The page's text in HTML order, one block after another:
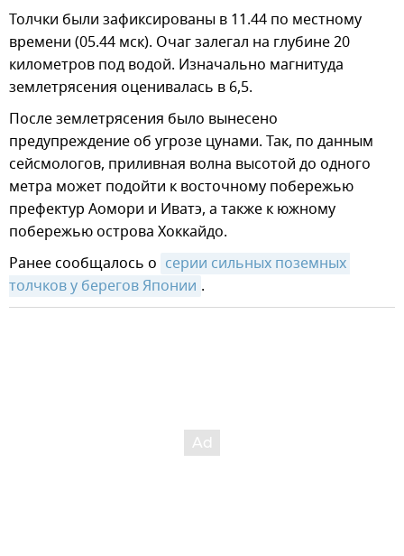
Толчки были зафиксированы в 11.44 по местному
времени (05.44 мск). Очаг залегал на глубине 20
километров под водой. Изначально магнитуда
землетрясения оценивалась в 6,5.
После землетрясения было вынесено
предупреждение об угрозе цунами. Так, по данным
сейсмологов, приливная волна высотой до одного
метра может подойти к восточному побережью
префектур Аомори и Иватэ, а также к южному
побережью острова Хоккайдо.
Ранее сообщалось о серии сильных поземных
толчков у берегов Японии .